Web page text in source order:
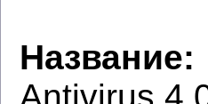
Название:
Antivirus